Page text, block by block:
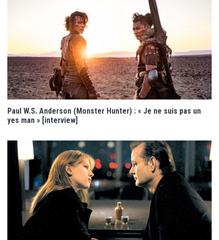
Paul W.S. Anderson (Monster Hunter) : « Je ne suis pas un
yes man » [interview]